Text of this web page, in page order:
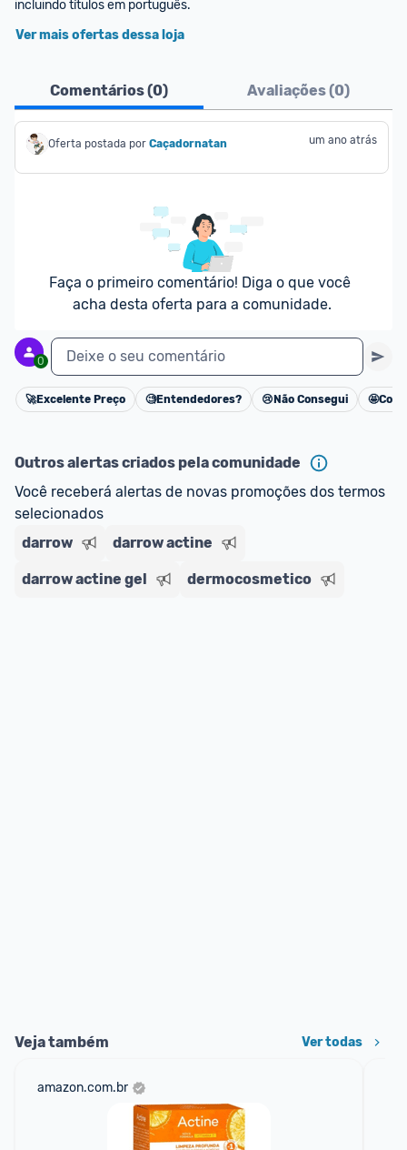
incluindo títulos em português.
Ver mais ofertas dessa loja
Comentários (0) Avaliações (0)
Oferta postada por Caçadornatan um ano atrás
Faça o primeiro comentário! Diga o que você
acha desta oferta para a comunidade.
0 Deixe o seu comentário
Cancelar
🚀Excelente Preço 🧐Entendedores? 😢 Não Consegui 🤩
Outros alertas criados pela comunidade
Você receberá alertas de novas promoções dos termos
selecionados
darrow
darrow actine
darrow actine gel dermocosmetico
Veja também Ver todas
amazon.com.br